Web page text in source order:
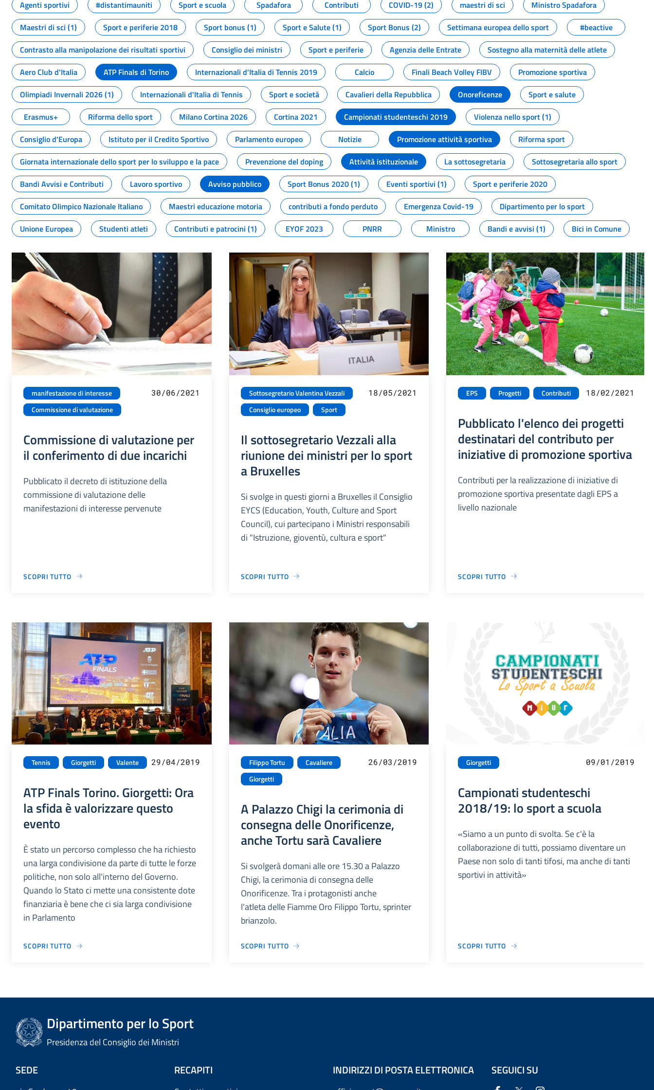
Agenti sportivi
#distantimauniti Sport e scuola Spadafora Contributi COVID-19 (2) maestri di sci
Ministro Spadafora
Maestri di sci (1)
Sport e periferie 2018 Sport bonus (1) Sport e Salute (1) Sport Bonus (2) Settimana europea dello sport
#beactive
Contrasto alla manipolazione dei risultati sportivi
Consiglio dei ministri Sport e periferie Agenzia delle Entrate
Sostegno alla maternità delle atlete
Aero Club d'Italia
ATP Finals di Torino Internazionali d'Italia di Tennis 2019 Calcio Finali Beach Volley FIBV
Promozione sportiva
Olimpiadi Invernali 2026 (1)
Internazionali d'Italia di Tennis Sport e società Cavalieri della Repubblica Onoreficenze
Sport e salute
Erasmus+
Riforma dello sport Milano Cortina 2026 Cortina 2021 Campionati studenteschi 2019
Violenza nello sport (1)
Consiglio d'Europa
Istituto per il Credito Sportivo Parlamento europeo Notizie Promozione attività sportiva
Riforma sport
Giornata internazionale dello sport per lo sviluppo e la pace
Prevenzione del doping Attività istituzionale La sottosegretaria
Sottosegretaria allo sport
Bandi Avvisi e Contributi
Lavoro sportivo Avviso pubblico Sport Bonus 2020 (1) Eventi sportivi (1)
Sport e periferie 2020
Comitato Olimpico Nazionale Italiano
Maestri educazione motoria contributi a fondo perduto Emergenza Covid-19
Dipartimento per lo sport
Unione Europea
Studenti atleti Contributi e patrocini (1) EYOF 2023 PNRR Ministro Bandi e avvisi (1) Bici in Comune
manifestazione di interesse
Commissione di valutazione
30/06/2021
Commissione di valutazione per
il conferimento di due incarichi
Pubblicato il decreto di istituzione della
commissione di valutazione delle
manifestazioni di interesse pervenute
SCOPRI TUTTO
Sottosegretario Valentina Vezzali
Consiglio europeo
Sport
18/05/2021
Il sottosegretario Vezzali alla
riunione dei ministri per lo sport
a Bruxelles
Si svolge in questi giorni a Bruxelles il Consiglio
EYCS (Education, Youth, Culture and Sport
Council), cui partecipano i Ministri responsabili
di "Istruzione, gioventù, cultura e sport"
SCOPRI TUTTO
EPS Progetti Contributi 18/02/2021
Pubblicato l'elenco dei progetti
destinatari del contributo per
iniziative di promozione sportiva
Contributi per la realizzazione di iniziative di
promozione sportiva presentate dagli EPS a
livello nazionale
SCOPRI TUTTO
Tennis Giorgetti Valente 29/04/2019
ATP Finals Torino. Giorgetti: Ora
la sfida è valorizzare questo
evento
È stato un percorso complesso che ha richiesto
una larga condivisione da parte di tutte le forze
politiche, non solo all'interno del Governo.
Quando lo Stato ci mette una consistente dote
finanziaria è bene che ci sia larga condivisione
in Parlamento
SCOPRI TUTTO
Filippo Tortu
Cavaliere
Giorgetti
26/03/2019
A Palazzo Chigi la cerimonia di
consegna delle Onorificenze,
anche Tortu sarà Cavaliere
Si svolgerà domani alle ore 15.30 a Palazzo
Chigi, la cerimonia di consegna delle
Onorificenze. Tra i protagonisti anche
l'atleta delle Fiamme Oro Filippo Tortu, sprinter
brianzolo.
SCOPRI TUTTO
Giorgetti 09/01/2019
Campionati studenteschi
2018/19: lo sport a scuola
«Siamo a un punto di svolta. Se c'è la
collaborazione di tutti, possiamo diventare un
Paese non solo di tanti tifosi, ma anche di tanti
sportivi in attività»
SCOPRI TUTTO
Dipartimento per lo Sport
Presidenza del Consiglio dei Ministri
SEDE RECAPITI INDIRIZZI DI POSTA ELETTRONICA SEGUICI SU